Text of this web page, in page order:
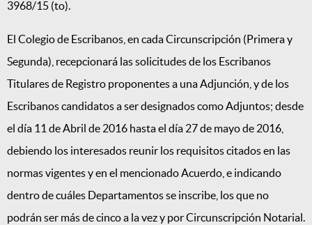
3968/15 (to).
El Colegio de Escribanos, en cada Circunscripción (Primera y
Segunda), recepcionará las solicitudes de los Escribanos
Titulares de Registro proponentes a una Adjunción, y de los
Escribanos candidatos a ser designados como Adjuntos; desde
el día 11 de Abril de 2016 hasta el día 27 de mayo de 2016,
debiendo los interesados reunir los requisitos citados en las
normas vigentes y en el mencionado Acuerdo, e indicando
dentro de cuáles Departamentos se inscribe, los que no
podrán ser más de cinco a la vez y por Circunscripción Notarial.